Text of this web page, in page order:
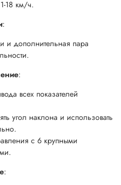
18 км/ч.
:
и дополнительная пара
:
всех показателей
угол наклона и использовать
с 6 крупными
: